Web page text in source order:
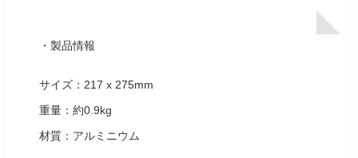
・製品情報
サイズ：217 x 275mm
重量：約0.9kg
材質：アルミニウム